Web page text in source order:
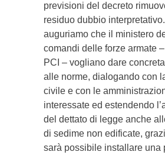
previsioni del decreto
residuo dubbio interpretativo.
auguriamo che il ministero
comandi delle forze armate
PCI – vogliano dare
alle norme, dialogando con
civile e con le
interessate ed estendendo
del dettato di legge anche
di sedime non edificate,
sarà possibile installare una